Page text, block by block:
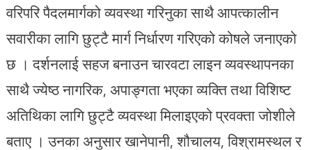
वरिपरि पैदलमार्गको व्यवस्था गरिनुका साथै आपत्कालीन
सवारीका लागि छुट्टै मार्ग निर्धारण गरिएको कोषले जनाएको
छ । दर्शनलाई सहज बनाउन चारवटा लाइन व्यवस्थापनका
साथै ज्येष्ठ नागरिक, अपाङ्गता भएका व्यक्ति तथा विशिष्ट
अतिथिका लागि छुट्टै व्यवस्था मिलाइएको प्रवक्ता जोशीले
बताए । उनका अनुसार खानेपानी, शौचालय, विश्रामस्थल र